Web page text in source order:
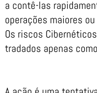
a contê-las
operações maiores
Os riscos
tradados apenas